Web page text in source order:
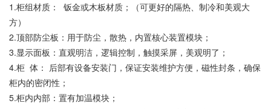
1.柜组材质： 钣金或木板材质；（可更好的隔热、制冷和美观大
方）
2.顶部防尘板：用于防尘，散热，内置核心装置模块；
3.显示面板：直观明洁，逻辑控制，触摸采屏，美观明了；
4.柜 体： 后部有设备安装门，保证安装维护方便，磁性封条，确保
柜内的密闭性；
5.柜内内部：置有加温模块；